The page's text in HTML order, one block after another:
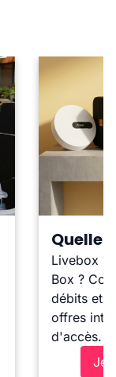
Quelle
Livebox ?
Box ?
débits et
offres
d'accès.
Je